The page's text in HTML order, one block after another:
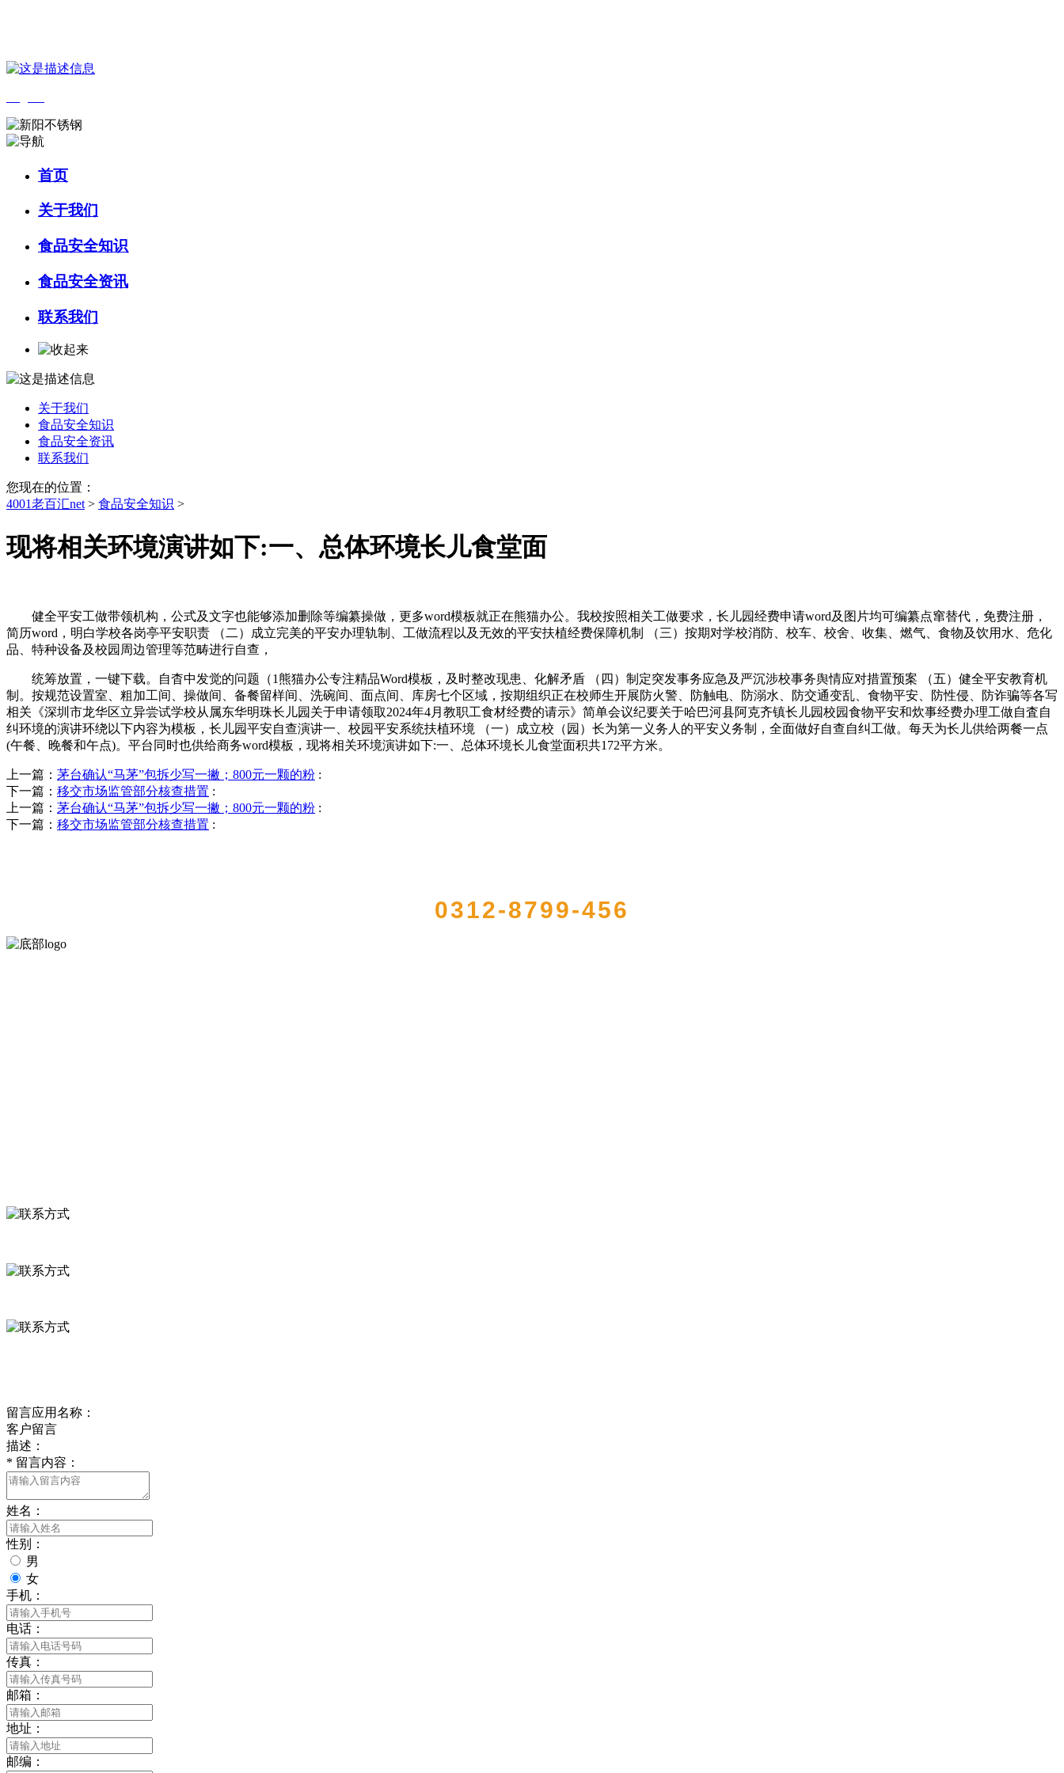
首页
关于我们
食品安全知识
食品安全资讯
联系我们
关于我们
食品安全知识
食品安全资讯
联系我们
您现在的位置：
4001老百汇net > 食品安全知识 >
现将相关环境演讲如下:一、总体环境长儿食堂面
健全平安工做带领机构，公式及文字也能够添加删除等编纂操做，更多word模板就正在熊猫办公。我校按照相关工做要求，长儿园经费申请word及图片均可编纂点窜替代，免费注册，
简历word，明白学校各岗亭平安职责 （二）成立完美的平安办理轨制、工做流程以及无效的平安扶植经费保障机制 （三）按期对学校消防、校车、校舍、收集、燃气、食物及饮用水、危化
品、特种设备及校园周边管理等范畴进行自查，
统筹放置，一键下载。自杳中发觉的问题（1熊猫办公专注精品Word模板，及时整改现患、化解矛盾 （四）制定突发事务应急及严沉涉校事务舆情应对措置预案 （五）健全平安教育机
制。按规范设置室、粗加工间、操做间、备餐留样间、洗碗间、面点间、库房七个区域，按期组织正在校师生开展防火警、防触电、防溺水、防交通变乱、食物平安、防性侵、防诈骗等各写
相关《深圳市龙华区立异尝试学校从属东华明珠长儿园关于申请领取2024年4月教职工食材经费的请示》简单会议纪要关于哈巴河县阿克齐镇长儿园校园食物平安和炊事经费办理工做自査自
纠环境的演讲环绕以下内容为模板，长儿园平安自查演讲一、校园平安系统扶植环境 （一）成立校（园）长为第一义务人的平安义务制，全面做好自查自纠工做。每天为长儿供给两餐一点
(午餐、晚餐和午点)。平台同时也供给商务word模板，现将相关环境演讲如下:一、总体环境长儿食堂面积共172平方米。
上一篇： 茅台确认“马茅”包拆少写一撇；800元一颗的粉 :
下一篇： 移交市场监管部分核查措置 :
上一篇： 茅台确认“马茅”包拆少写一撇；800元一颗的粉 :
下一篇： 移交市场监管部分核查措置 :
0312-8799-456
留言应用名称：
客户留言
描述：
* 留言内容：
姓名：
性别：
男
女
手机：
电话：
传真：
邮箱：
地址：
邮编：